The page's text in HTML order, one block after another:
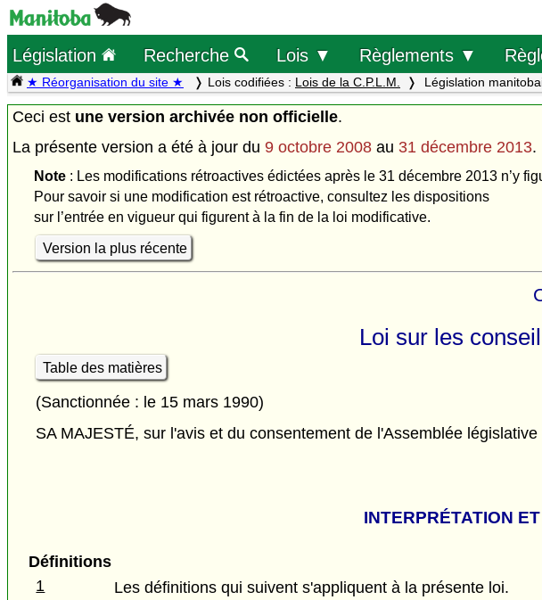
Législation Recherche Lois ▼ Règlements ▼
★ Réorganisation du site ★ Lois codifiées : Lois de la C.P.L.M. Législation
Ceci est une version archivée non officielle.
La présente version a été à jour du 9 octobre 2008 au 31 décembre 2013.
Note: Les modifications rétroactives édictées après le 31 décembre 2013 n’y
Pour savoir si une modification est rétroactive, consultez les dispositions
sur l’entrée en vigueur qui figurent à la fin de la loi modificative.
Version la plus récente
Loi sur les
Table des matières
(Sanctionnée : le 15 mars 1990)
SA MAJESTÉ, sur l'avis et du consentement de l'Assemblée
INTERPRÉTATION
Définitions
1
Les définitions qui suivent s'appliquent à la présente loi.